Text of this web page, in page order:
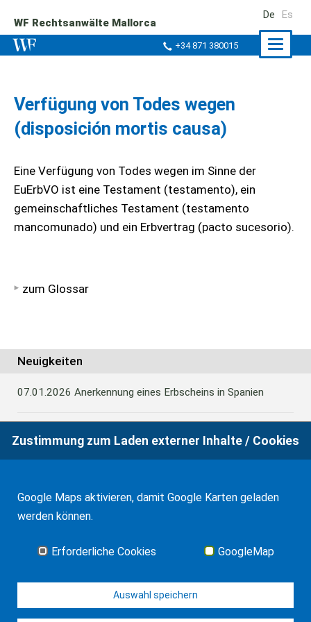
WF Rechtsanwälte Mallorca
+34 871 380015
De Es
Verfügung von Todes wegen
(disposición mortis causa)
Eine Verfügung von Todes wegen im Sinne der
EuErbVO ist eine Testament (testamento), ein
gemeinschaftliches Testament (testamento
mancomunado) und ein Erbvertrag (pacto sucesorio).
zum Glossar
Neuigkeiten
07.01.2026 Anerkennung eines Erbscheins in Spanien
22.10.2025Balearen: Weitere Vergünstigungen bei der
Erbschafts- und Schenkungsteuer
22.10.2025
TS zur Steuerbefreiung für
Zustimmung zum Laden externer Inhalte / Cookies
Google Maps aktivieren, damit Google Karten geladen
werden können.
Erforderliche Cookies GoogleMap
Auswahl speichern